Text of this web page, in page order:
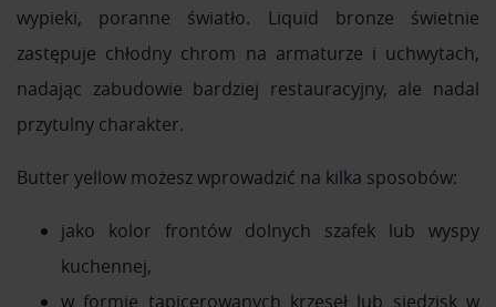
wypieki, poranne światło. Liquid bronze świetnie
zastępuje chłodny chrom na armaturze i uchwytach,
nadając zabudowie bardziej restauracyjny, ale nadal
przytulny charakter.
Butter yellow możesz wprowadzić na kilka sposobów:
jako kolor frontów dolnych szafek lub wyspy
kuchennej,
w formie tapicerowanych krzeseł lub siedzisk w